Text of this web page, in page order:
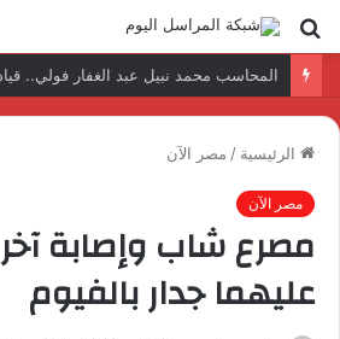
بحث
عن
الرئيسية / مصر الآن
مصر الآن
مصرع شاب وإصابة
عليهما جدار بالفيوم